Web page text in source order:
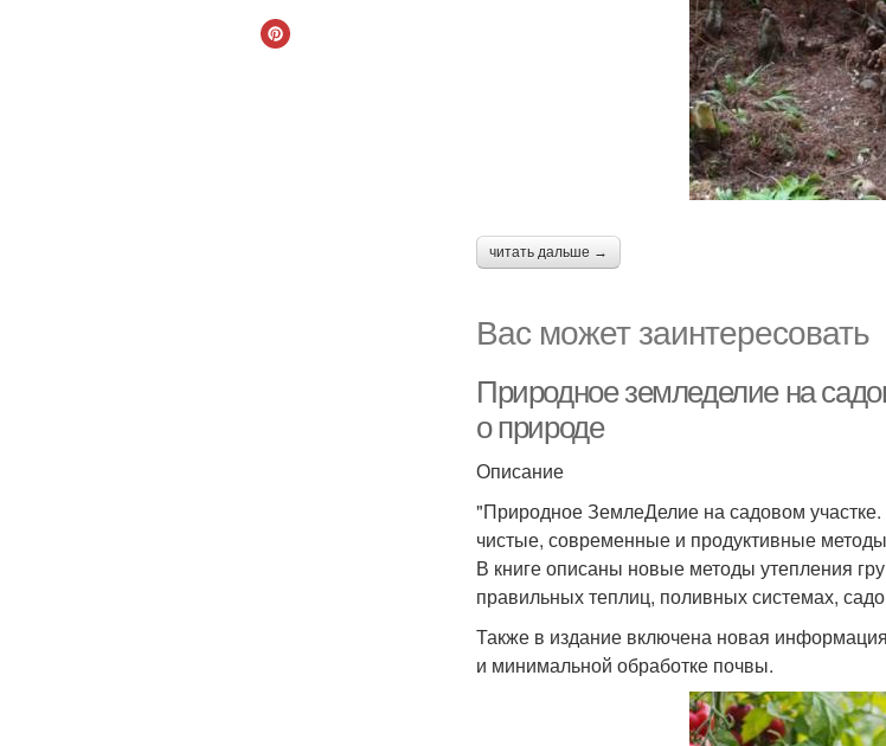
читать дальше →
Вас может заинтересовать
Природное земледелие на
о природе
Описание
"Природное ЗемлеДелие на садовом
чистые, современные и продуктивные
В книге описаны новые методы утепления
правильных теплиц, поливных системах,
Также в издание включена новая
и минимальной обработке почвы.